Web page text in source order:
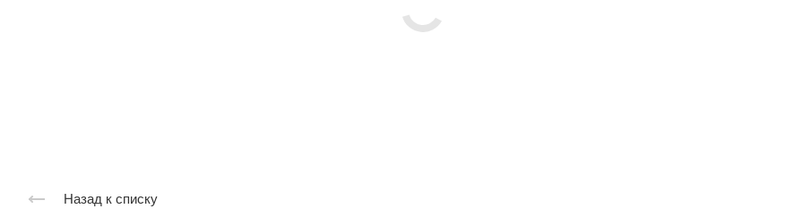
Назад к списку